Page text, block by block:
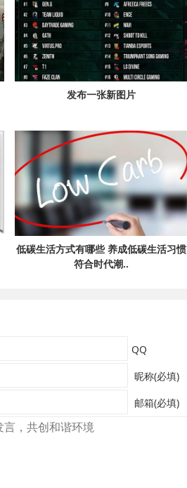
发布一张新图片
低碳生活方式有哪些 养成低碳生活习惯
符合时代潮..
QQ
昵称(必填)
邮箱(必填)